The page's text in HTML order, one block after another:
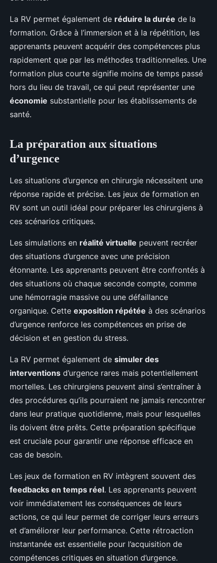
La RV permet également de réduire la durée de la
formation. Grâce à l’immersion et à la répétition, les
apprenants peuvent acquérir des compétences plus
rapidement que par les méthodes traditionnelles. Une
formation plus courte signifie moins de temps passé
hors du lieu de travail, ce qui peut représenter une
économie substantielle pour les établissements de
santé.
La préparation aux situations
d’urgence
Les situations d’urgence en chirurgie nécessitent une
réponse rapide et précise. Les jeux de formation en
RV sont un outil idéal pour préparer les chirurgiens à
ces scénarios critiques.
Les simulations en réalité virtuelle peuvent recréer
des situations d’urgence avec une précision
étonnante. Les apprenants peuvent être confrontés à
des situations où chaque seconde compte, comme
une hémorragie massive ou une défaillance
organique. Cette exposition répétée à des scénarios
d’urgence renforce les compétences en prise de
décision et en gestion du stress.
La RV permet également de simuler des
interventions d’urgence rares mais potentiellement
mortelles. Les chirurgiens peuvent ainsi s’entraîner à
des procédures qu’ils pourraient ne jamais rencontrer
dans leur pratique quotidienne, mais pour lesquelles
ils doivent être prêts. Cette préparation spécifique
est cruciale pour garantir une réponse efficace en
cas de besoin.
Les jeux de formation en RV intègrent souvent des
feedbacks en temps réel. Les apprenants peuvent
voir immédiatement les conséquences de leurs
actions, ce qui leur permet de corriger leurs erreurs
et d’améliorer leur performance. Cette rétroaction
instantanée est essentielle pour l’acquisition de
compétences critiques en situation d’urgence.